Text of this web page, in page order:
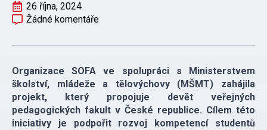
26 října, 2024
Žádné komentáře
Organizace SOFA ve spolupráci s Ministerstvem
školství, mládeže a tělovýchovy (MŠMT) zahájila
projekt, který propojuje devět veřejných
pedagogických fakult v České republice. Cílem této
iniciativy je podpořit rozvoj kompetencí studentů